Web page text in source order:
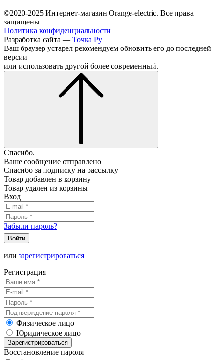
©2020-2025 Интернет-магазин Orange-electric. Все права
защищены.
Политика конфиденциальности
Разработка сайта — Точка Ру
Ваш браузер устарел рекомендуем обновить его до последней
версии
или использовать другой более современный.
Спасибо.
Ваше сообщение отправлено
Спасибо за подписку на рассылку
Товар добавлен в корзину
Товар удален из корзины
Вход
Забыли пароль?
Войти
или зарегистрироваться
Регистрация
Физическое лицо
Юридическое лицо
Зарегистрироваться
Восстановление пароля